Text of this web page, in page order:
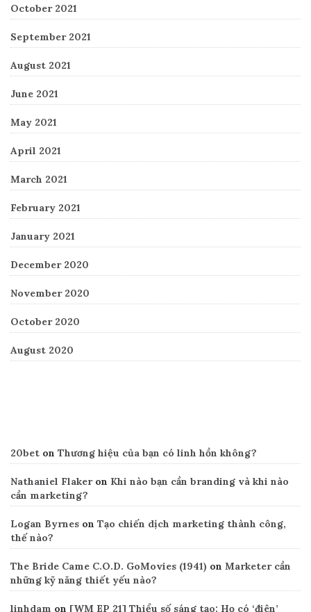
October 2021
September 2021
August 2021
June 2021
May 2021
April 2021
March 2021
February 2021
January 2021
December 2020
November 2020
October 2020
August 2020
20bet on Thương hiệu của bạn có linh hồn không?
Nathaniel Flakeron Khi nào bạn cần branding và khi nào
cần marketing?
Logan Byrnes on Tạo chiến dịch marketing thành công,
thế nào?
The Bride Came C.O.D. GoMovies (1941) on Marketer cần
những kỹ năng thiết yếu nào?
linhdam on [WM EP 21] Thiểu số sáng tạo: Họ có ‘điên’